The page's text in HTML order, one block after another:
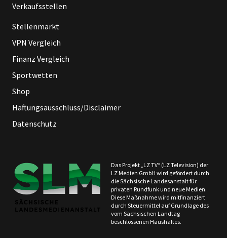
Verkaufsstellen
Stellenmarkt
VPN Vergleich
Finanz Vergleich
Sportwetten
Shop
Haftungsausschluss/Disclaimer
Datenschutz
Das Projekt „LZ TV“ (LZ Television) der
LZ Medien GmbH wird gefördert durch
die Sächsische Landesanstalt für
privaten Rundfunk und neue Medien.
Diese Maßnahme wird mitfinanziert
durch Steuermittel auf Grundlage des
vom Sächsischen Landtag
beschlossenen Haushaltes.